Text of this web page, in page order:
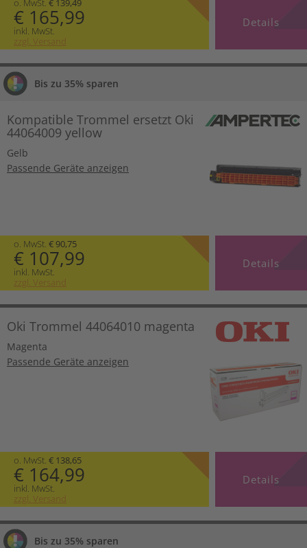
o. MwSt. € 139,49
€ 165,99
inkl. MwSt.
zzgl. Versand
Details
Bis zu 35% sparen
Kompatible Trommel ersetzt Oki
44064009 yellow
Gelb
Passende Geräte anzeigen
o. MwSt. € 90,75
€ 107,99
inkl. MwSt.
zzgl. Versand
Details
Oki Trommel 44064010 magenta
Magenta
Passende Geräte anzeigen
o. MwSt. € 138,65
€ 164,99
inkl. MwSt.
zzgl. Versand
Details
Bis zu 35% sparen